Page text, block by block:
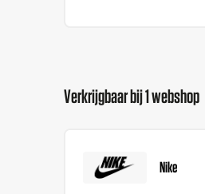
Verkrijgbaar bij 1 webshop
Nike